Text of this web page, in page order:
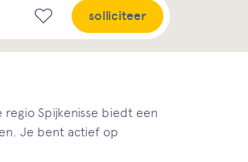
solliciteer
Spijkenisse biedt een
Je bent actief op